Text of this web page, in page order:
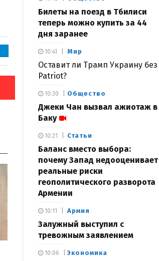
Билеты на поезд в Тбилиси
теперь можно купить за 44
дня заранее
Мир
Оставит ли Трамп Украину без
Patriot?
10:41
Общество
Джеки Чан вызвал ажиотаж в
Баку
10:30
Статьи
Баланс вместо выбора:
почему Запад недооценивает
реальные риски
геополитического разворота
Армении
10:21
Армия
Залужный выступил с
тревожным заявлением
10:11
Экономика
10:06